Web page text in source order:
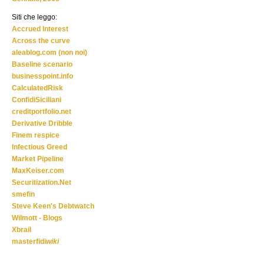
Siti che leggo:
Accrued Interest
Across the curve
aleablog.com (non noi)
Baseline scenario
businesspoint.info
CalculatedRisk
ConfidiSiciliani
creditportfolio.net
Derivative Dribble
Finem respice
Infectious Greed
Market Pipeline
MaxKeiser.com
Securitization.Net
smefin
Steve Keen's Debtwatch
Wilmott - Blogs
Xbrail
masterfidiwiki